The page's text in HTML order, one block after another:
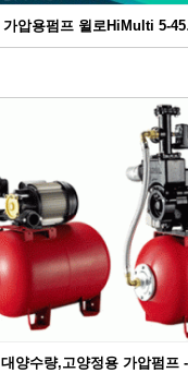
가압용펌프 윌로HiMulti 5-
대양수량,고양정용 가압펌프